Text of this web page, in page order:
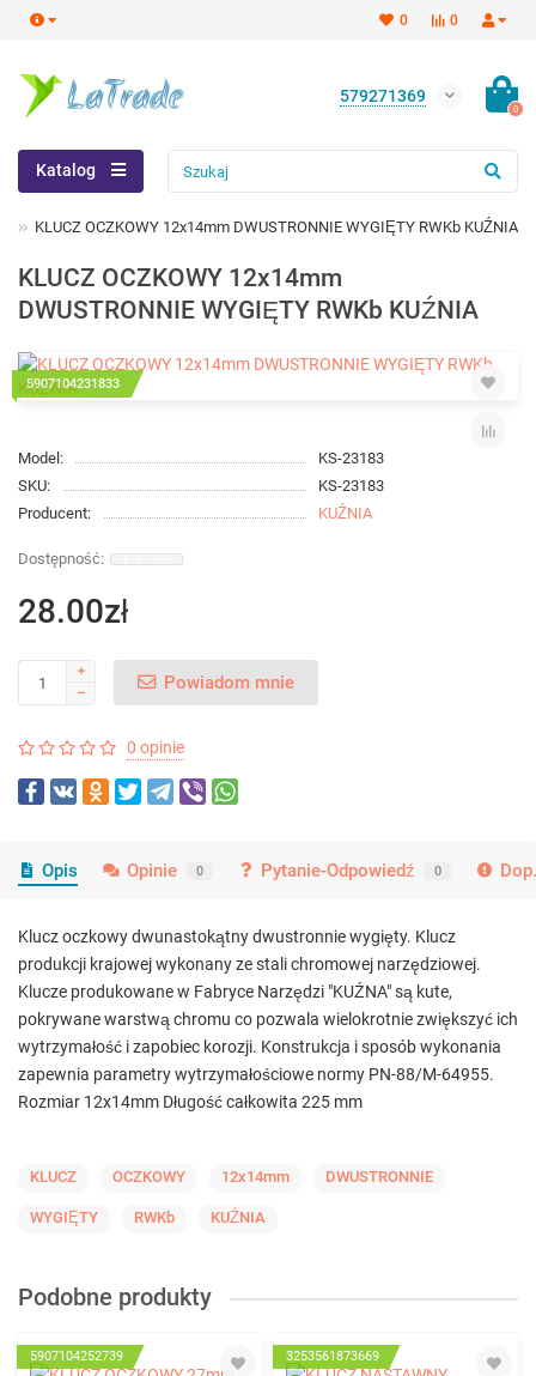
0
0
579271369
0
Katalog
KLUCZ OCZKOWY 12x14mm DWUSTRONNIE WYGIĘTY RWKb KUŹNIA
KLUCZ OCZKOWY 12x14mm
DWUSTRONNIE WYGIĘTY RWKb KUŹNIA
5907104231833
Model:
KS-23183
SKU:
KS-23183
Producent:
KUŹNIA
28.00zł
Powiadom mnie
0 opinie
Opis Opinie 0 Pytanie-Odpowiedź 0
Klucz oczkowy dwunastokątny dwustronnie wygięty. Klucz
produkcji krajowej wykonany ze stali chromowej narzędziowej.
Klucze produkowane w Fabryce Narzędzi "KUŹNA" są kute,
pokrywane warstwą chromu co pozwala wielokrotnie zwiększyć ich
wytrzymałość i zapobiec korozji. Konstrukcja i sposób wykonania
zapewnia parametry wytrzymałościowe normy PN-88/M-64955.
Rozmiar 12x14mm Długość całkowita 225 mm
KLUCZ OCZKOWY 12x14mm DWUSTRONNIE
WYGIĘTY RWKb KUŹNIA
Podobne produkty
5907104252739 3253561873669